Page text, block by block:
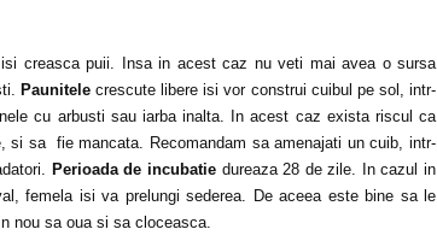
creasca puii. Insa in acest caz nu veti mai avea o sursa
Paunitelecrescute libere isi vor construi cuibul pe sol, intr-
cu arbusti sau iarba inalta. In acest caz exista riscul ca
sa fie mancata. Recomandam sa amenajati un cuib, intr-
Perioada de incubatie dureaza 28 de zile. In cazul in
femela isi va prelungi sederea. De aceea este bine sa le
nou sa oua si sa cloceasca.